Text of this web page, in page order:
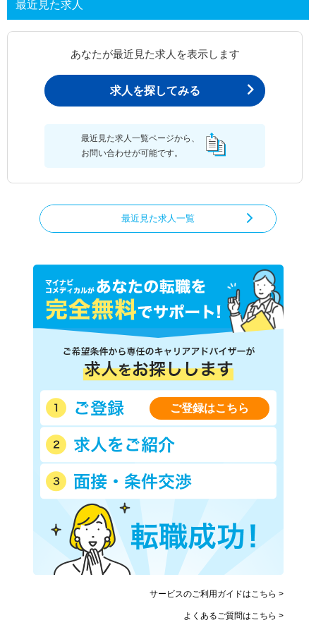
最近見た求人
あなたが最近見た求人を表示します
求人を探してみる
最近見た求人一覧ページから、
お問い合わせが可能です。
最近見た求人一覧
ご登録はこちら
サービスのご利用ガイドはこちら >
よくあるご質問はこちら >